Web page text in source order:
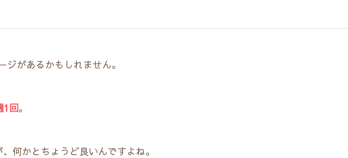
があるかもしれません。
1回。
何かとちょうど良いんですよね。